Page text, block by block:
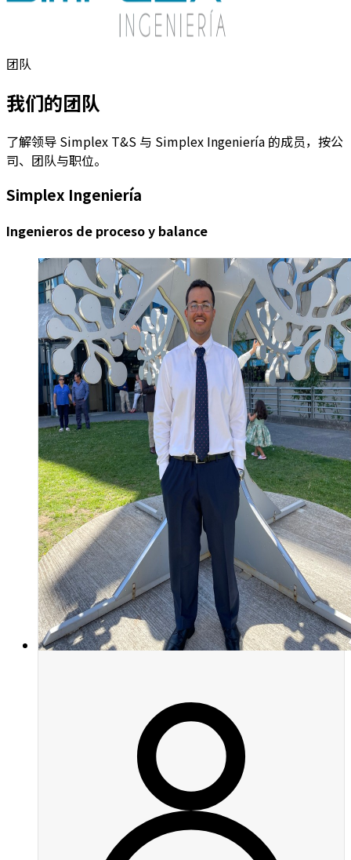
团队
我们的团队
了解领导 Simplex T&S 与 Simplex Ingeniería 的成员，按公
司、团队与职位。
Simplex Ingeniería
Ingenieros de proceso y balance